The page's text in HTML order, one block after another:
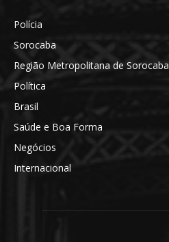
Polícia
Sorocaba
Região Metropolitana de Sorocaba
Política
Brasil
Saúde e Boa Forma
Negócios
Internacional